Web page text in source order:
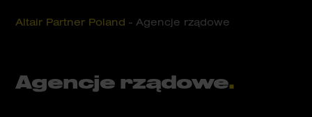
Altair Partner Poland -Agencje rządowe
Agencje rządowe.